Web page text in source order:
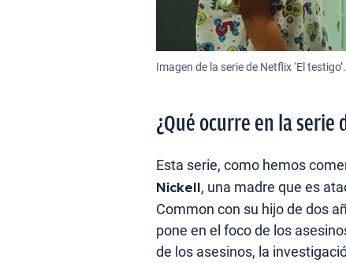
Imagen de la serie de Netflix ‘El testigo’.
¿Qué ocurre en la serie
Esta serie, como hemos
Nickell, una madre que es
Common con su hijo de dos
pone en el foco de los
de los asesinos, la